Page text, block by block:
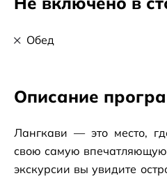
Обед
Описание
Лангкави — это место,
свою самую впечатляющую
экскурсии вы увидите